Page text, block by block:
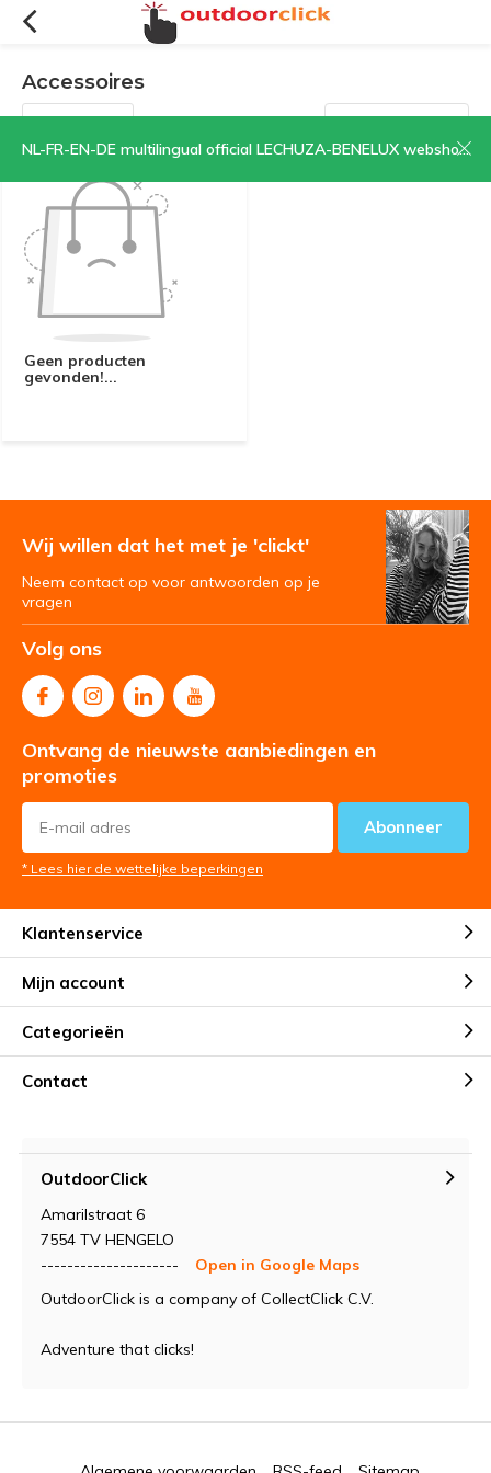
NL-FR-EN-DE multilingual official LECHUZA-BENELUX webshop | CLICK HERE NOW!
Accessoires
Filters Sorteren op:
Geen producten
gevonden!...
Wij willen dat het met je 'clickt'
Neem contact op voor antwoorden op je
vragen
Volg ons
Ontvang de nieuwste aanbiedingen en
promoties
Abonneer
* Lees hier de wettelijke beperkingen
Klantenservice
Mijn account
Categorieën
Contact
OutdoorClick
Amarilstraat 6
7554 TV HENGELO
---------------------
Open in Google Maps
OutdoorClick is a company of CollectClick C.V.
Adventure that clicks!